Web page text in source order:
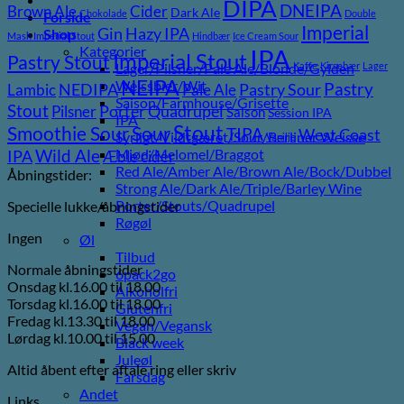
Forside
Shop
Kategorier
Lager/Pilsner/Pale Ale/Blonde/Gylden
Weissbier/Wit
Saison/Farmhouse/Grisette
IPA
Syrligt/Vildtgæret/Sour/Berliner Weisse
Mjød/Melomel/Braggot
Red Ale/Amber Ale/Brown Ale/Bock/Dubbel
Strong Ale/Dark Ale/Triple/Barley Wine
Porter/Stouts/Quadrupel
Røgøl
Øl
Tilbud
6pack2go
Alkoholfri
Glutenfri
Vegan/Vegansk
Black week
Juleøl
Farsdag
Andet
Brown Ale Chokolade Cider Dark Ale DIPA DNEIPA Double
Mash Imperial Stout Gin Hazy IPA Hindbær Ice Cream Sour Imperial
Pastry StoutImperial StoutIPA Kaffe Kirsebær Lager
Lambic NEDIPANEIPAPale Ale Pastry Sour Pastry
Stout Pilsner PorterQuadrupelSaisonSession IPA
Smoothie SourSourStoutTIPA Vanilje West Coast
IPAWild Ale Æble cider
Åbningstider:
Specielle lukke/åbningstider
Ingen
Normale åbningstider
Onsdag kl.16.00 til 18.00
Torsdag kl.16.00 til 18.00
Fredag kl.13.30 til 18.00
Lørdag kl.10.00 til 15.00
Altid åbent efter aftale ring eller skriv